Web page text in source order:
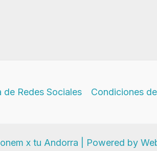
de Redes Sociales Condiciones
x tu Andorra | Powered by